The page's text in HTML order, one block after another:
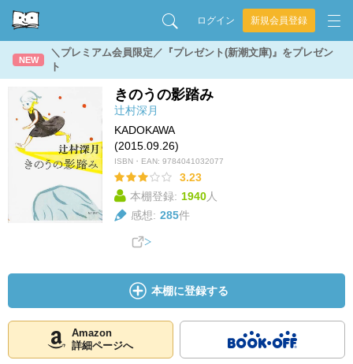
ログイン 新規会員登録
NEW
＼プレミアム会員限定／『プレゼント(新潮文庫)』をプレゼン
ト
きのうの影踏み
辻村深月
KADOKAWA
(2015.09.26)
ISBN・EAN: 9784041032077
3.23
本棚登録: 1940人
感想: 285件
本棚に登録する
Amazon
詳細ページへ